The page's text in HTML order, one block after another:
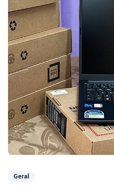
Geral